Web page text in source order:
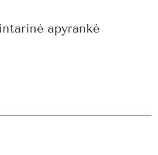
apyrankė